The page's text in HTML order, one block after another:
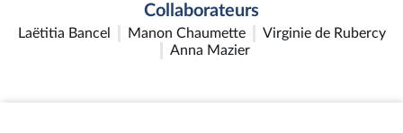
Collaborateurs
Laëtitia Bancel Manon Chaumette
Virginie de Rubercy
Anna Mazier